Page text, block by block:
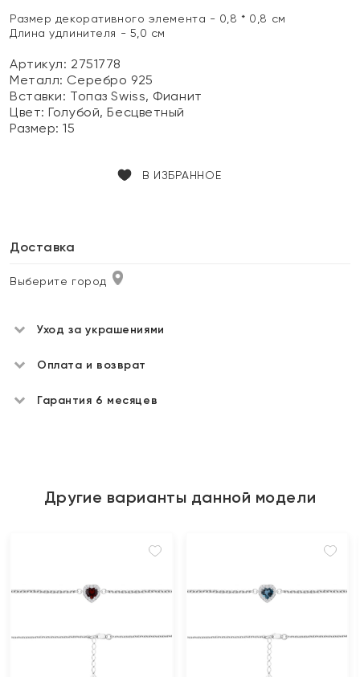
Размер декоративного элемента - 0,8 * 0,8 см
Длина удлинителя - 5,0 см
Артикул: 2751778
Металл: Серебро 925
Вставки: Топаз Swiss, Фианит
Цвет:Голубой, Бесцветный
Размер:15
В ИЗБРАННОЕ
Доставка
Выберите город
Уход за украшениями
Оплата и возврат
Гарантия 6 месяцев
Другие варианты данной модели